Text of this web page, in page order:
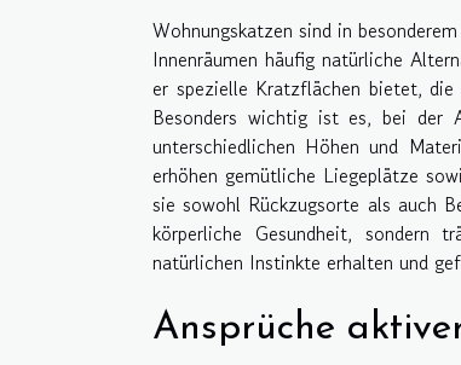
Wohnungskatzen sind in
Innenräumen häufig natürliche
er spezielle Kratzflächen bietet, die
Besonders wichtig ist es, bei der
unterschiedlichen Höhen und
erhöhen gemütliche Liegeplätze
sie sowohl Rückzugsorte als auch
körperliche Gesundheit, sondern
natürlichen Instinkte erhalten und
Ansprüche